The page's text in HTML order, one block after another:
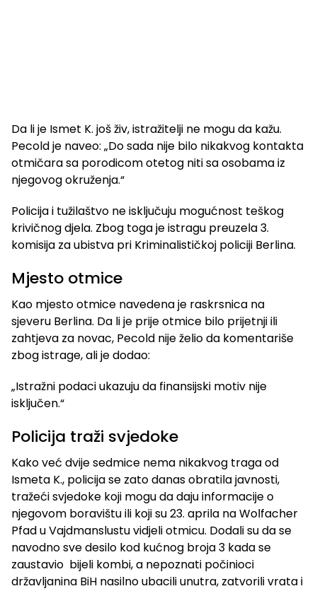
Da li je Ismet K. još živ, istražitelji ne mogu da kažu.
Pecold je naveo: „Do sada nije bilo nikakvog kontakta
otmičara sa porodicom otetog niti sa osobama iz
njegovog okruženja.“
Policija i tužilaštvo ne isključuju mogućnost teškog
krivičnog djela. Zbog toga je istragu preuzela 3.
komisija za ubistva pri Kriminalističkoj policiji Berlina.
Mjesto otmice
Kao mjesto otmice navedena je raskrsnica na
sjeveru Berlina. Da li je prije otmice bilo prijetnji ili
zahtjeva za novac, Pecold nije želio da komentariše
zbog istrage, ali je dodao:
„Istražni podaci ukazuju da finansijski motiv nije
isključen.“
Policija traži svjedoke
Kako već dvije sedmice nema nikakvog traga od
Ismeta K., policija se zato danas obratila javnosti,
tražeći svjedoke koji mogu da daju informacije o
njegovom boravištu ili koji su 23. aprila na Wolfacher
Pfad u Vajdmanslustu vidjeli otmicu. Dodali su da se
navodno sve desilo kod kućnog broja 3 kada se
zaustavio bijeli kombi, a nepoznati počinioci
državljanina BiH nasilno ubacili unutra, zatvorili vrata i